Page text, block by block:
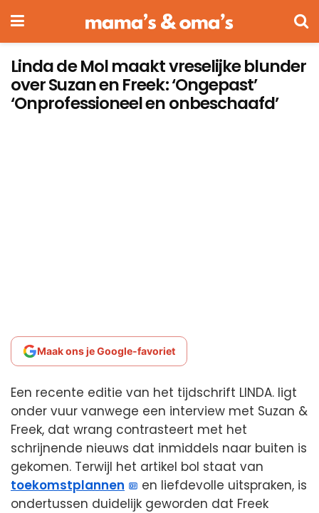
Linda de Mol maakt vreselijke blunder
over Suzan en Freek: ‘Ongepast’
‘Onprofessioneel en onbeschaafd’
Maak ons je Google-favoriet
Een recente editie van het tijdschrift LINDA. ligt
onder vuur vanwege een interview met Suzan &
Freek, dat wrang contrasteert met het
schrijnende nieuws dat inmiddels naar buiten is
gekomen. Terwijl het artikel bol staat van
toekomstplannen
en liefdevolle uitspraken, is
ondertussen duidelijk geworden dat Freek